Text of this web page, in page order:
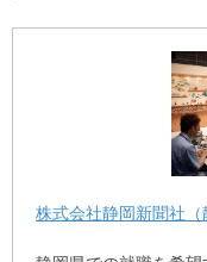
株式会社静岡新聞社